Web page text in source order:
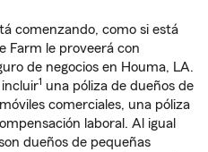
comenzando, como si está
Farm le proveerá con
de negocios en Houma, LA.
incluir1 una póliza de dueños de
comerciales, una póliza
laboral. Al igual
dueños de pequeñas